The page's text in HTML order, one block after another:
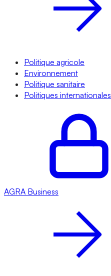
Politique agricole
Environnement
Politique sanitaire
Politiques internationales
AGRA Business